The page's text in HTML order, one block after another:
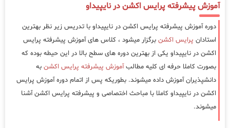
آموزش پیشرفته پرایس اکشن در نایپیداو
دوره آموزش پیشرفته پرایس اکشن در نایپیداو با تدریس زیر نظر بهترین
استادان پرایس اکشن برگزار میشود ، کلاس های آموزش پیشرفته پرایس
اکشن در نایپیداو یکی از بهترین دوره های سطح بالا در این حیطه بوده که
بصورت کاملا حرفه ای کلیه مطالبآموزش پیشرفته پرایس اکشن به
دانشپذیران آموزش داده میشوند. بطوریکه پس از اتمام دوره آموزش پرایس
اکشن در نایپیداو کاملا با مباحث اختصاصی و پیشرفته پرایس اکشن آشنا
میشوند.